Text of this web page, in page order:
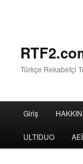
Türkçe Rekabetçi
Giriş
ULTIDUO AEİ